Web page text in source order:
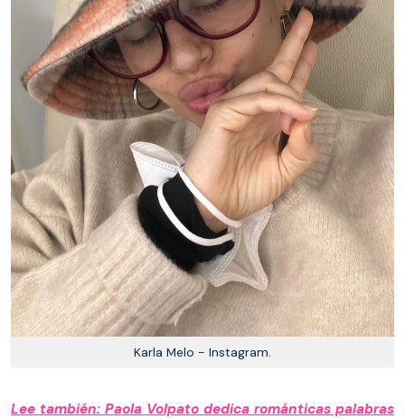
Karla Melo - Instagram.
Lee también: Paola Volpato dedica románticas palabras